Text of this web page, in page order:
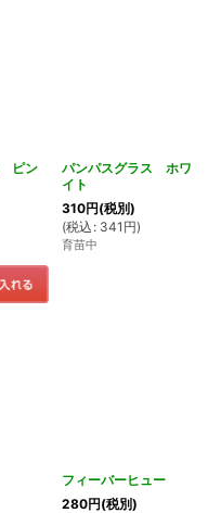
ピン
パンパスグラス ホワ
イト
310円(税別)
(税込 : 341 円)
育苗中
フィーバーヒュー
280円(税別)